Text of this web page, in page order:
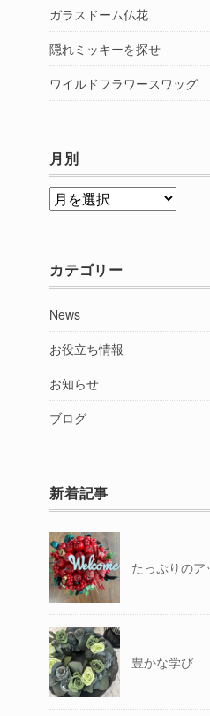
ガラスドーム仏花
隠れミッキーを探せ
ワイルドフラワースワッグ
月別
月
カテゴリー
News
お役立ち情報
お知らせ
ブログ
新着記事
たっぷりの
豊かな学び